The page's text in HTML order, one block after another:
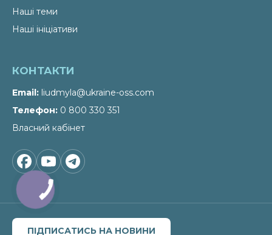
Наші теми
Наші ініціативи
КОНТАКТИ
Email liudmyla@ukraine-oss.com
Телефон 0 800 330 351
Власний кабінет
ПІДПИСАТИСЬ НА НОВИНИ